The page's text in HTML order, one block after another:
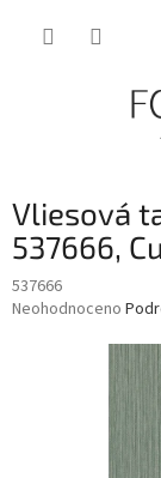
Vliesová
537666,
537666
Průměrné
Neohodnoceno